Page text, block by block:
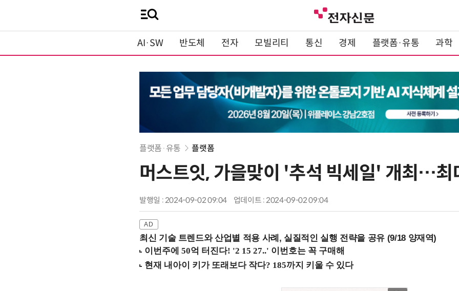
AI·SW 반도체 전자 모빌리티 통신 경제 플랫폼·유통 과학
플랫폼·유통 플랫폼
머스트잇, 가을맞이 '추석 빅세일' 개최…최
발행일 : 2024-09-02 09:04 업데이트 : 2024-09-02 09:04
최신 기술 트렌드와 산업별 적용 사례, 실질적인 실행 전략을 공유 (9/18 양재역)